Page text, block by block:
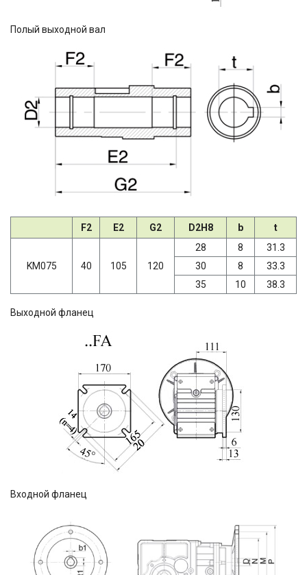
Полый выходной вал
F2 E2 G2 D2H8 b t
KM075 40 105 120
28 8
31.3
30
8
33.3
35
10 38.3
Выходной фланец
Входной фланец